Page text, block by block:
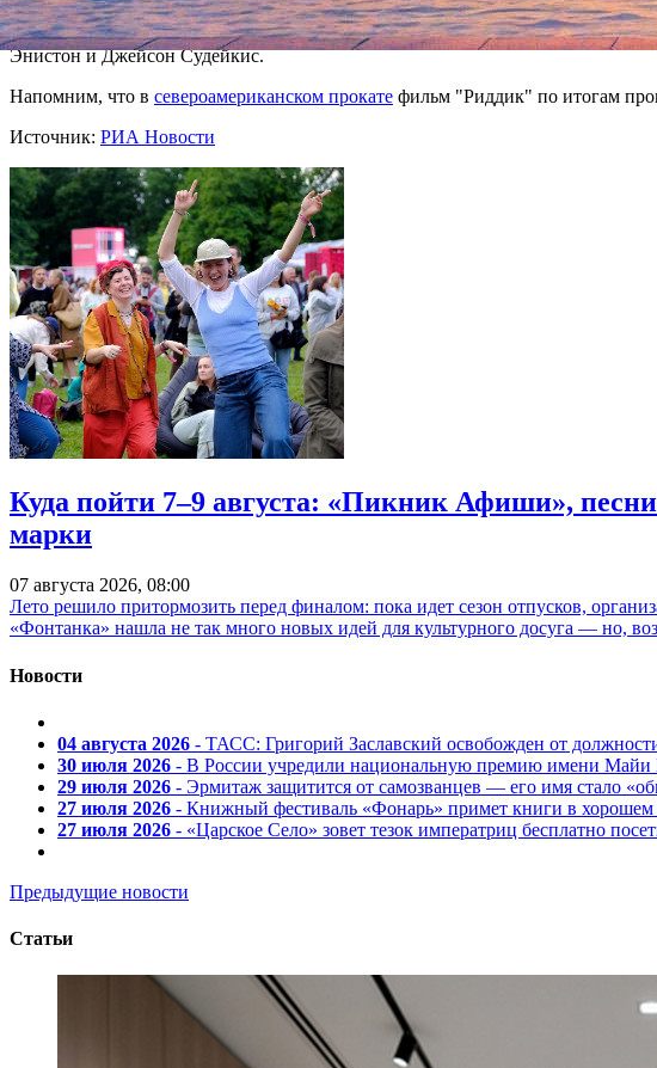
Другая комедия — "Мы — Миллеры" (We're the Millers) вернулась в пятерку
общие сборы до 16,7 миллиона долларов. Лента рассказывает про
Энистон и Джейсон Судейкис.
Напомним, что в североамериканском прокате фильм "Риддик" по итогам
Источник: РИА Новости
Куда пойти 7–9 августа: «Пикник Афиши»,
марки
07 августа 2026, 08:00
Лето решило притормозить перед финалом: пока идет сезон отпусков,
«Фонтанка» нашла не так много новых идей для культурного досуга — но,
Новости
04 августа 2026 - ТАСС: Григорий Заславский освобожден от
30 июля 2026 - В России учредили национальную премию имени Майи
29 июля 2026 - Эрмитаж защитится от самозванцев — его имя стало
27 июля 2026 - Книжный фестиваль «Фонарь» примет книги в хорошем
27 июля 2026 - «Царское Село» зовет тезок императриц бесплатно
Предыдущие новости
Статьи